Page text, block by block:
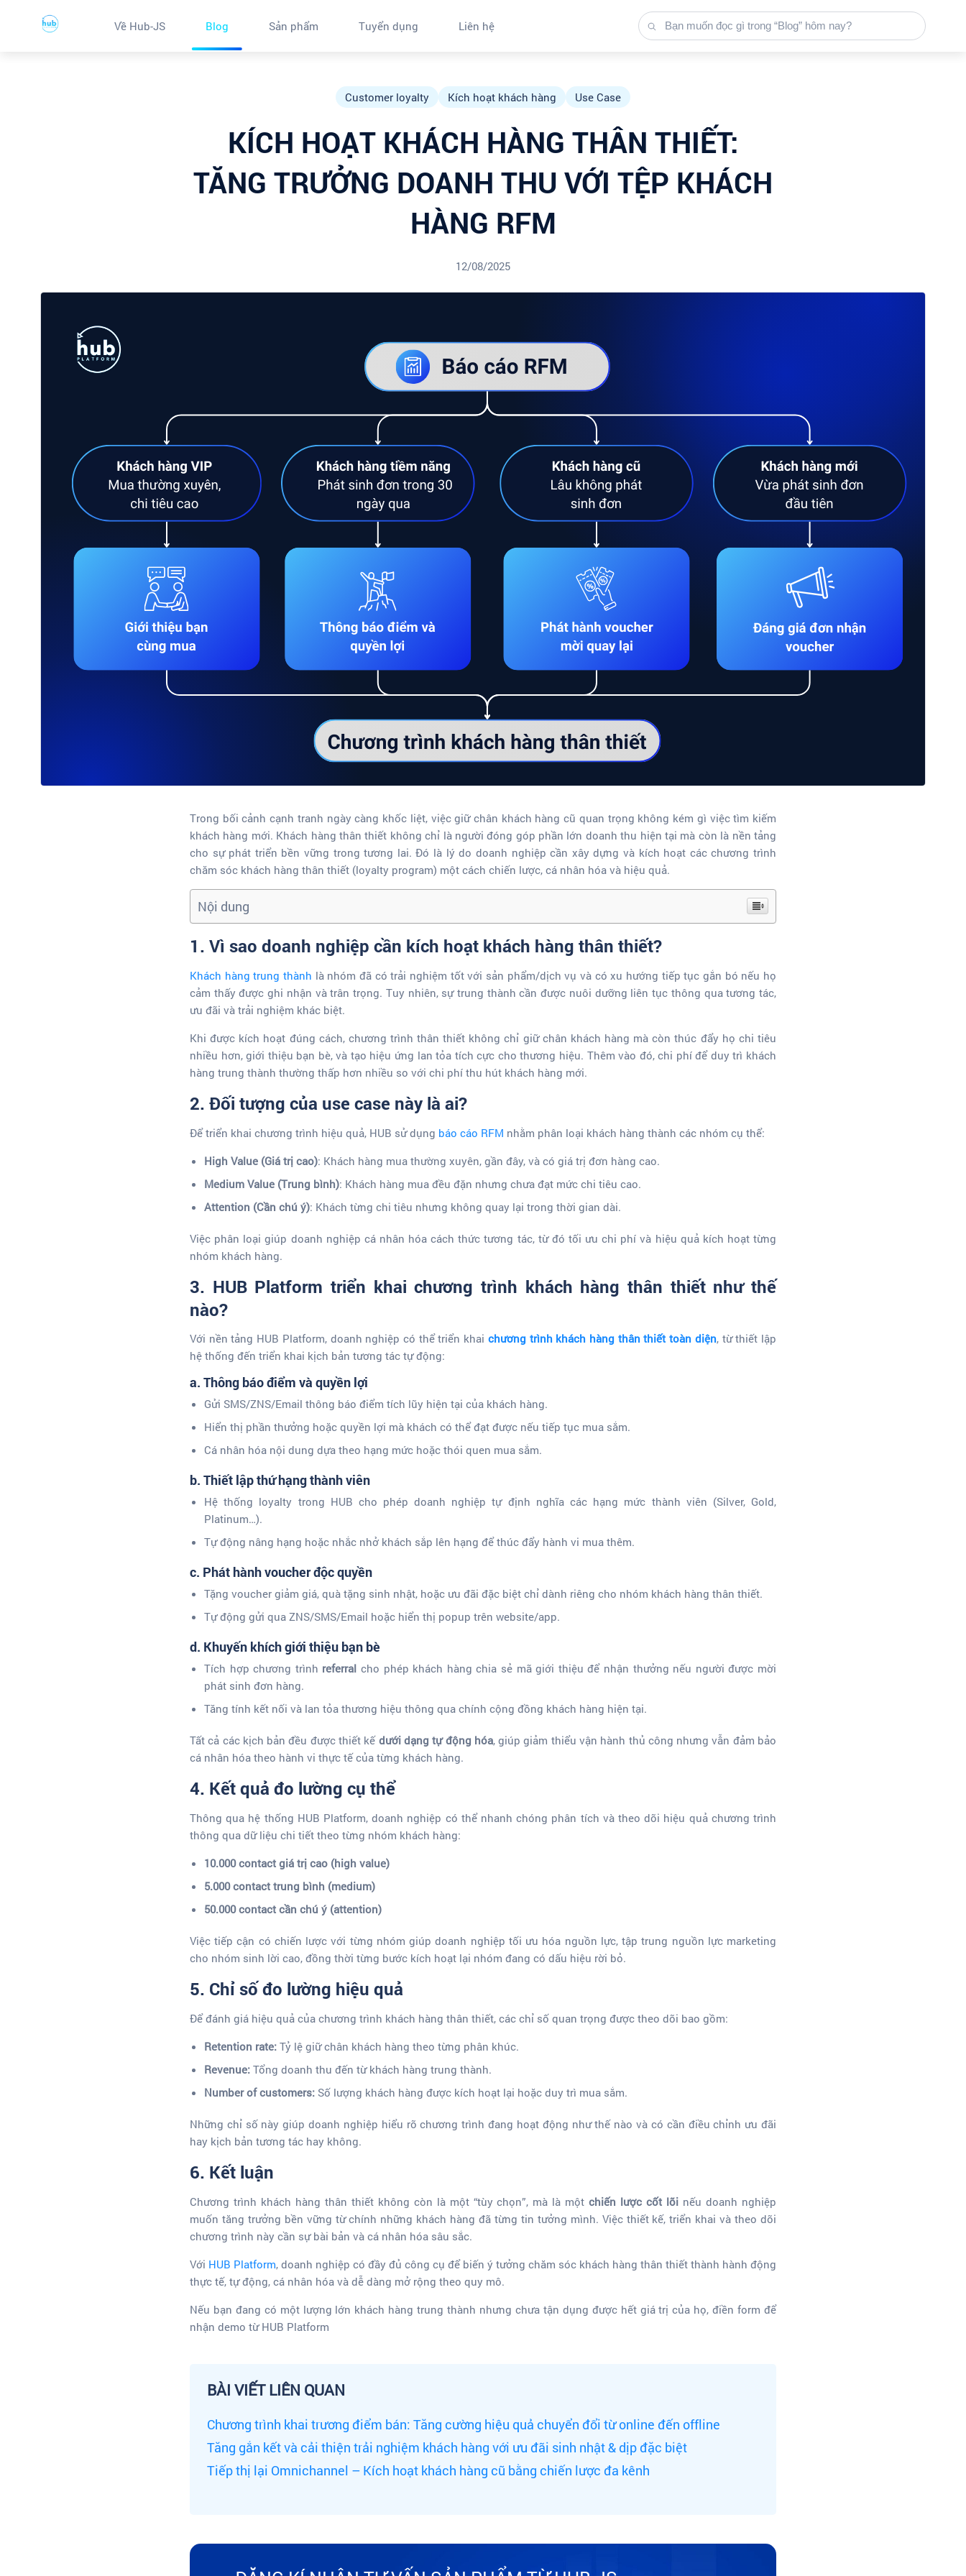
Về Hub-JS Blog Sản phẩm Tuyển dụng Liên hệ
Customer loyalty Kích hoạt khách hàng Use Case
KÍCH HOẠT KHÁCH HÀNG THÂN THIẾT:
TĂNG TRƯỞNG DOANH THU VỚI TỆP KHÁCH
HÀNG RFM
12/08/2025
Trong bối cảnh cạnh tranh ngày càng khốc liệt, việc giữ chân khách hàng cũ quan trọng không kém gì việc tìm kiếm
khách hàng mới. Khách hàng thân thiết không chỉ là người đóng góp phần lớn doanh thu hiện tại mà còn là nền tảng
cho sự phát triển bền vững trong tương lai. Đó là lý do doanh nghiệp cần xây dựng và kích hoạt các chương trình
chăm sóc khách hàng thân thiết (loyalty program) một cách chiến lược, cá nhân hóa và hiệu quả.
Nội dung
1. Vì sao doanh nghiệp cần kích hoạt khách hàng thân thiết?
Khách hàng trung thành là nhóm đã có trải nghiệm tốt với sản phẩm/dịch vụ và có xu hướng tiếp tục gắn bó nếu họ
cảm thấy được ghi nhận và trân trọng. Tuy nhiên, sự trung thành cần được nuôi dưỡng liên tục thông qua tương tác,
ưu đãi và trải nghiệm khác biệt.
Khi được kích hoạt đúng cách, chương trình thân thiết không chỉ giữ chân khách hàng mà còn thúc đẩy họ chi tiêu
nhiều hơn, giới thiệu bạn bè, và tạo hiệu ứng lan tỏa tích cực cho thương hiệu. Thêm vào đó, chi phí để duy trì khách
hàng trung thành thường thấp hơn nhiều so với chi phí thu hút khách hàng mới.
2. Đối tượng của use case này là ai?
Để triển khai chương trình hiệu quả, HUB sử dụng báo cáo RFM nhằm phân loại khách hàng thành các nhóm cụ thể:
High Value (Giá trị cao): Khách hàng mua thường xuyên, gần đây, và có giá trị đơn hàng cao.
Medium Value (Trung bình): Khách hàng mua đều đặn nhưng chưa đạt mức chi tiêu cao.
Attention (Cần chú ý): Khách từng chi tiêu nhưng không quay lại trong thời gian dài.
Việc phân loại giúp doanh nghiệp cá nhân hóa cách thức tương tác, từ đó tối ưu chi phí và hiệu quả kích hoạt từng
nhóm khách hàng.
3. HUB Platform triển khai chương trình khách hàng thân thiết như thế
nào?
Với nền tảng HUB Platform, doanh nghiệp có thể triển khai chương trình khách hàng thân thiết toàn diện, từ thiết lập
hệ thống đến triển khai kịch bản tương tác tự động:
a. Thông báo điểm và quyền lợi
Gửi SMS/ZNS/Email thông báo điểm tích lũy hiện tại của khách hàng.
Hiển thị phần thưởng hoặc quyền lợi mà khách có thể đạt được nếu tiếp tục mua sắm.
Cá nhân hóa nội dung dựa theo hạng mức hoặc thói quen mua sắm.
b. Thiết lập thứ hạng thành viên
Hệ thống loyalty trong HUB cho phép doanh nghiệp tự định nghĩa các hạng mức thành viên (Silver, Gold,
Platinum…).
Tự động nâng hạng hoặc nhắc nhở khách sắp lên hạng để thúc đẩy hành vi mua thêm.
c. Phát hành voucher độc quyền
Tặng voucher giảm giá, quà tặng sinh nhật, hoặc ưu đãi đặc biệt chỉ dành riêng cho nhóm khách hàng thân thiết.
Tự động gửi qua ZNS/SMS/Email hoặc hiển thị popup trên website/app.
d. Khuyến khích giới thiệu bạn bè
Tích hợp chương trình referral cho phép khách hàng chia sẻ mã giới thiệu để nhận thưởng nếu người được mời
phát sinh đơn hàng.
Tăng tính kết nối và lan tỏa thương hiệu thông qua chính cộng đồng khách hàng hiện tại.
Tất cả các kịch bản đều được thiết kế dưới dạng tự động hóa, giúp giảm thiểu vận hành thủ công nhưng vẫn đảm bảo
cá nhân hóa theo hành vi thực tế của từng khách hàng.
4. Kết quả đo lường cụ thể
Thông qua hệ thống HUB Platform, doanh nghiệp có thể nhanh chóng phân tích và theo dõi hiệu quả chương trình
thông qua dữ liệu chi tiết theo từng nhóm khách hàng:
10.000 contact giá trị cao (high value)
5.000 contact trung bình (medium)
50.000 contact cần chú ý (attention)
Việc tiếp cận có chiến lược với từng nhóm giúp doanh nghiệp tối ưu hóa nguồn lực, tập trung nguồn lực marketing
cho nhóm sinh lời cao, đồng thời từng bước kích hoạt lại nhóm đang có dấu hiệu rời bỏ.
5. Chỉ số đo lường hiệu quả
Để đánh giá hiệu quả của chương trình khách hàng thân thiết, các chỉ số quan trọng được theo dõi bao gồm:
Retention rate: Tỷ lệ giữ chân khách hàng theo từng phân khúc.
Revenue: Tổng doanh thu đến từ khách hàng trung thành.
Number of customers: Số lượng khách hàng được kích hoạt lại hoặc duy trì mua sắm.
Những chỉ số này giúp doanh nghiệp hiểu rõ chương trình đang hoạt động như thế nào và có cần điều chỉnh ưu đãi
hay kịch bản tương tác hay không.
6. Kết luận
Chương trình khách hàng thân thiết không còn là một “tùy chọn”, mà là mộtchiến lược cốt lõi nếu doanh nghiệp
muốn tăng trưởng bền vững từ chính những khách hàng đã từng tin tưởng mình. Việc thiết kế, triển khai và theo dõi
chương trình này cần sự bài bản và cá nhân hóa sâu sắc.
Với HUB Platform, doanh nghiệp có đầy đủ công cụ để biến ý tưởng chăm sóc khách hàng thân thiết thành hành động
thực tế, tự động, cá nhân hóa và dễ dàng mở rộng theo quy mô.
Nếu bạn đang có một lượng lớn khách hàng trung thành nhưng chưa tận dụng được hết giá trị của họ, điền form để
nhận demo từ HUB Platform
BÀI VIẾT LIÊN QUAN
Chương trình khai trương điểm bán: Tăng cường hiệu quả chuyển đổi từ online đến offline
Tăng gắn kết và cải thiện trải nghiệm khách hàng với ưu đãi sinh nhật & dịp đặc biệt
Tiếp thị lại Omnichannel – Kích hoạt khách hàng cũ bằng chiến lược đa kênh